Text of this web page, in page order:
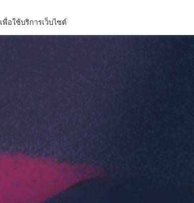
เพื่อใช้บริการเว็บไซต์